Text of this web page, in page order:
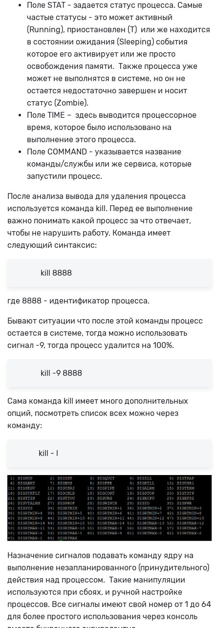
Поле STAT - задается статус процесса. Самые
частые статусы - это может активный
(Running), приостановлен (T) или же находится
в состоянии ожидания (Sleeping) события
которое его активирует или же просто
освобождения памяти. Также процесса уже
может не выполнятся в системе, но он не
остается недостаточно завершен и носит
статус (Zombie).
Поле TIME – здесь выводится процессорное
время, которое было использовано на
выполнение этого процесса.
Поле COMMAND - указывается название
команды/службы или же сервиса, которые
запустили процесс.
После анализа вывода для удаления процесса
используется команда kill. Перед ее выполнение
важно понимать какой процесс за что отвечает,
чтобы не нарушить работу. Команда имеет
следующий синтаксис:
kill 8888
где 8888 - идентификатор процесса.
Бывают ситуации что после этой команды процесс
остается в системе, тогда можно использовать
сигнал -9, тогда процесс удалится на 100%.
kill -9 8888
Сама команда kill имеет много дополнительных
опций, посмотреть список всех можно через
команду:
kill - l
Назначение сигналов подавать команду ядру на
выполнение незапланированного (принудительного)
действия над процессом. Такие манипуляции
используются при сбоях, и ручной настройке
процессов. Все сигналы имеют свой номер от 1 до 64
для более простого использования через консоль